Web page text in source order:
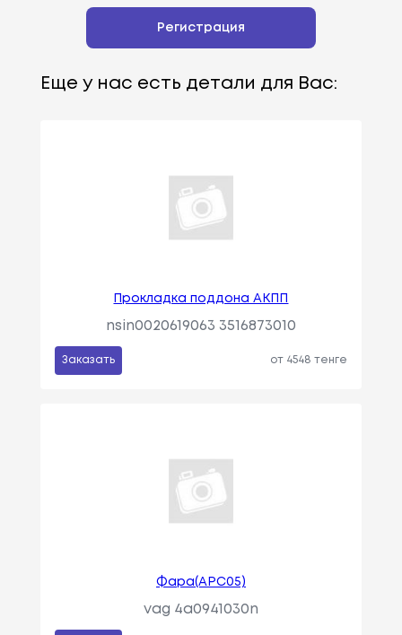
Регистрация
Еще у нас есть детали для Вас:
Прокладка поддона АКПП
nsin0020619063 3516873010
Заказать от 4548 тенге
Фара(АPC05)
vag 4a0941030n